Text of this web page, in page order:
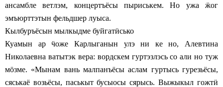
ансамбле ветлэм, концертъёсы пыриськем. Но ужа ӝог
эмъюрттэтын фельдшер луыса.
Кылбуръёсын мылкыдме буйгатӥсько
Куамын арӵоже Карлыганын улэ ни ке но, Алевтина
Николаевна ватытэк вера: вордскем гуртэзлэсь со али но туж
мӧзме. «Мынам вань малпанъёсы аслам гуртысь гурезьёсы,
сяськаё возьёсы, паськыт бусыосы сярысь. Выжыкыл гожтӥ